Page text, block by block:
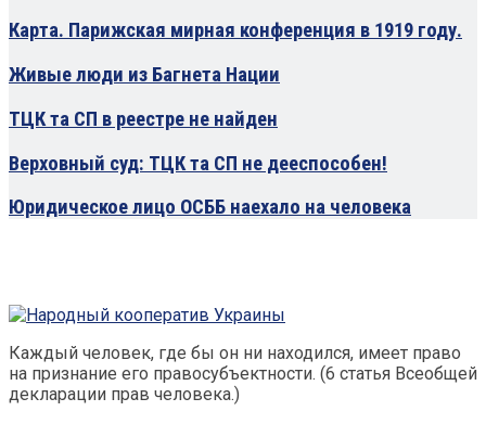
Карта. Парижская мирная конференция в 1919 году.
Живые люди из Багнета Нации
ТЦК та СП в реестре не найден
Верховный суд: ТЦК та СП не дееспособен!
Юридическое лицо ОСББ наехало на человека
Каждый человек, где бы он ни находился, имеет право
на признание его правосубъектности. (6 статья Всеобщей
декларации прав человека.)